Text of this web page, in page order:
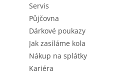
Servis
Půjčovna
Dárkové poukazy
Jak zasíláme kola
Nákup na splátky
Kariéra